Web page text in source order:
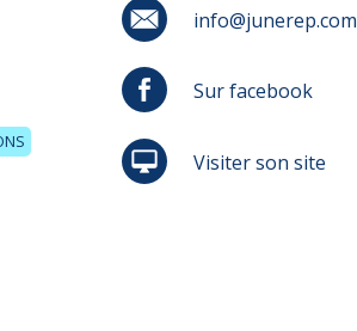
info@junerep.com
Sur facebook
Visiter son site